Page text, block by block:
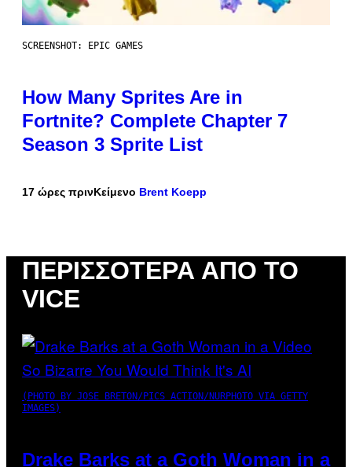
SCREENSHOT: EPIC GAMES
How Many Sprites Are in
Fortnite? Complete Chapter 7
Season 3 Sprite List
17 ώρες πρινΚείμενο Brent Koepp
ΠΕΡΙΣΣΌΤΕΡΑ ΑΠΌ ΤΟ
VICE
(PHOTO BY JOSE BRETON/PICS ACTION/NURPHOTO VIA GETTY
IMAGES)
Drake Barks at a Goth Woman in a